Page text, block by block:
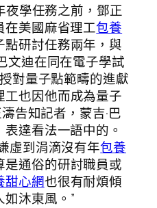
夜學任務之前，鄧正
在美國麻省理工包養
點研討任務兩年，與
文迪在同在電子學試
對量子點範疇的進獻
工也因他而成為量子
告知記者，蒙吉·巴
達看法一語中的。
虛到涓滴沒有年包養
通俗的研討職員或
甜心網也很有耐煩傾
如沐東風。”